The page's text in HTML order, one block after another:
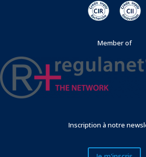
Member of
Inscription à notre